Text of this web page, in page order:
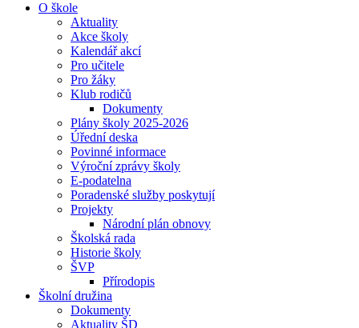
O škole
Aktuality
Akce školy
Kalendář akcí
Pro učitele
Pro žáky
Klub rodičů
Dokumenty
Plány školy 2025-2026
Úřední deska
Povinné informace
Výroční zprávy školy
E-podatelna
Poradenské služby poskytují
Projekty
Národní plán obnovy
Školská rada
Historie školy
ŠVP
Přírodopis
Školní družina
Dokumenty
Aktuality ŠD